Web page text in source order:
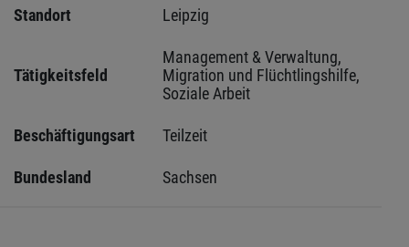
Standort
Leipzig
Tätigkeitsfeld
Management & Verwaltung,
Migration und Flüchtlingshilfe,
Soziale Arbeit
Beschäftigungsart Teilzeit
Bundesland Sachsen